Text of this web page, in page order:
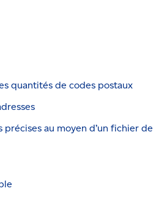
quantités de codes postaux
précises au moyen d’un fichier de